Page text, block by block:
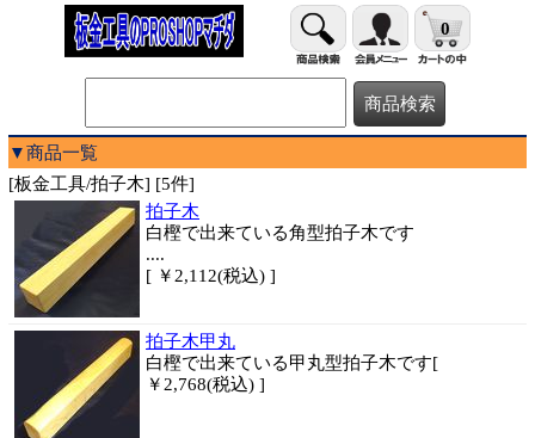
0
▼商品一覧
[板金工具/拍子木] [5件]
拍子木
白樫で出来ている角型拍子木です
....
[ ￥2,112(税込) ]
拍子木甲丸
白樫で出来ている甲丸型拍子木です[
￥2,768(税込) ]